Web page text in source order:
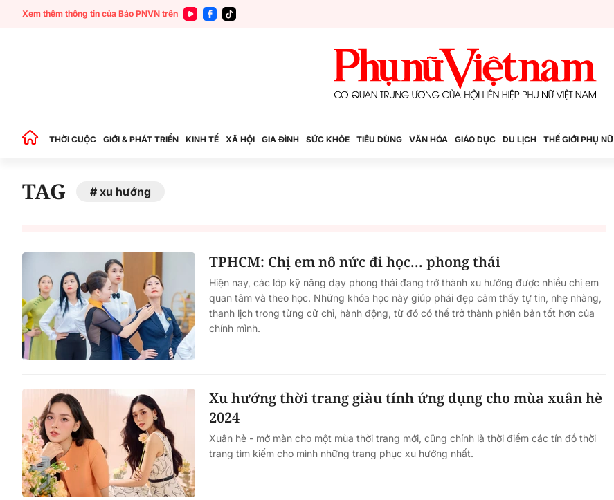
Xem thêm thông tin của Báo PNVN trên
THỜI CUỘC GIỚI & PHÁT TRIỂN KINH TẾ XÃ HỘI GIA ĐÌNH SỨC KHỎE TIÊU DÙNG VĂN HÓA GIÁO DỤC DU LỊCH THẾ GIỚI PHỤ NỮ
TAG xu hướng
TPHCM: Chị em nô nức đi học... phong thái
Hiện nay, các lớp kỹ năng dạy phong thái đang trở thành xu hướng được nhiều chị em
quan tâm và theo học. Những khóa học này giúp phái đẹp cảm thấy tự tin, nhẹ nhàng,
thanh lịch trong từng cử chỉ, hành động, từ đó có thể trở thành phiên bản tốt hơn của
chính mình.
Xu hướng thời trang giàu tính ứng dụng cho mùa xuân hè
2024
Xuân hè - mở màn cho một mùa thời trang mới, cũng chính là thời điểm các tín đồ thời
trang tìm kiếm cho mình những trang phục xu hướng nhất.